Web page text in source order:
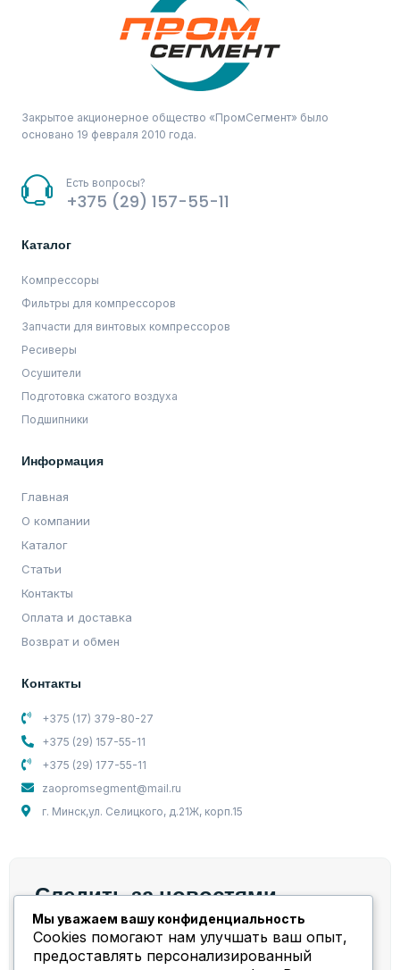
Закрытое акционерное общество «ПромСегмент» было
основано 19 февраля 2010 года.
Есть вопросы?
+375 (29) 157-55-11
Каталог
Компрессоры
Фильтры для компрессоров
Запчасти для винтовых компрессоров
Ресиверы
Осушители
Подготовка сжатого воздуха
Подшипники
Информация
Главная
О компании
Каталог
Статьи
Контакты
Оплата и доставка
Возврат и обмен
Контакты
+375 (17) 379-80-27
+375 (29) 157-55-11
+375 (29) 177-55-11
zaopromsegment@mail.ru
г. Минск,ул. Селицкого, д.21Ж, корп.15
Следить за новостями
Мы берем на себя весь спектр работ и задач,
связанных с компрессорным оборудованием!
Мы уважаем вашу конфиденциальность
Cookies помогают нам улучшать ваш опыт,
предоставлять персонализированный